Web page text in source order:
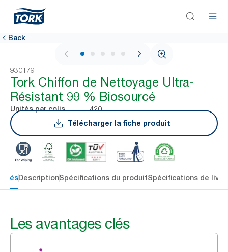
Back
1 / 5
930179
Tork Chiffon de Nettoyage Ultra-
Résistant 99 % Biosourcé
Unités par colis
420
Télécharger la fiche produit
clésDescriptionSpécifications du produitSpécifications de
Les avantages clés